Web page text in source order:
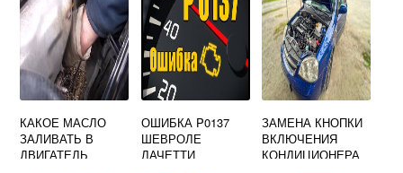
КАКОЕ МАСЛО
ЗАЛИВАТЬ В
ДВИГАТЕЛЬ
ОШИБКА P0137
ШЕВРОЛЕ
ЛАЧЕТТИ
ЗАМЕНА КНОПКИ
ВКЛЮЧЕНИЯ
КОНДИЦИОНЕРА